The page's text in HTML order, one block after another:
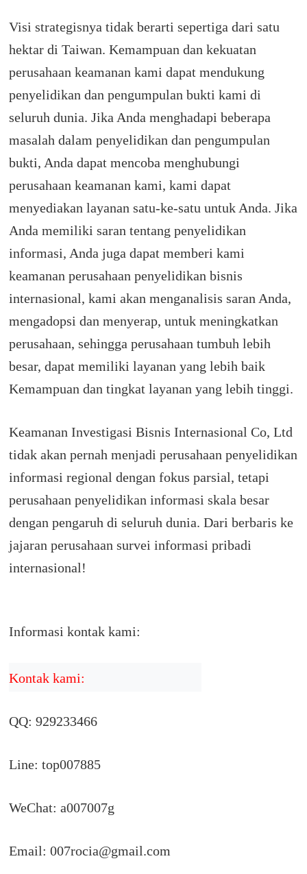
Visi strategisnya tidak berarti sepertiga dari satu
hektar di Taiwan. Kemampuan dan kekuatan
perusahaan keamanan kami dapat mendukung
penyelidikan dan pengumpulan bukti kami di
seluruh dunia.Jika Anda menghadapi beberapa
masalah dalam penyelidikan dan pengumpulan
bukti, Anda dapat mencoba menghubungi
perusahaan keamanan kami, kami dapat
menyediakan layanan satu-ke-satu untuk Anda.Jika
Anda memiliki saran tentang penyelidikan
informasi, Anda juga dapat memberi kami
keamanan perusahaan penyelidikan bisnis
internasional, kami akan menganalisis saran Anda,
mengadopsi dan menyerap, untuk meningkatkan
perusahaan, sehingga perusahaan tumbuh lebih
besar, dapat memiliki layanan yang lebih baik
Kemampuan dan tingkat layanan yang lebih tinggi.
Keamanan Investigasi Bisnis Internasional Co, Ltd
tidak akan pernah menjadi perusahaan penyelidikan
informasi regional dengan fokus parsial, tetapi
perusahaan penyelidikan informasi skala besar
dengan pengaruh di seluruh dunia. Dari berbaris ke
jajaran perusahaan survei informasi pribadi
internasional!
Informasi kontak kami:
Kontak kami:
QQ: 929233466
Line: top007885
WeChat: a007007g
Email:007rocia@gmail.com